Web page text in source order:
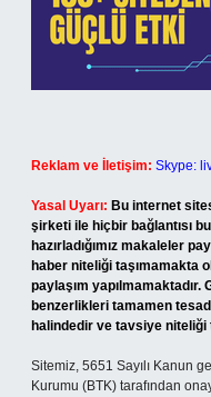
Reklam ve İletişim: Skype:
Yasal Uyarı: Bu internet
şirketi ile hiçbir bağlantısı
hazırladığımız makaleler
haber niteliği taşımamakta
paylaşım
benzerlikleri tamamen
halindedir ve tavsiye niteliği
Sitemiz, 5651 Sayılı Kanun
Kurumu (BTK) tarafından